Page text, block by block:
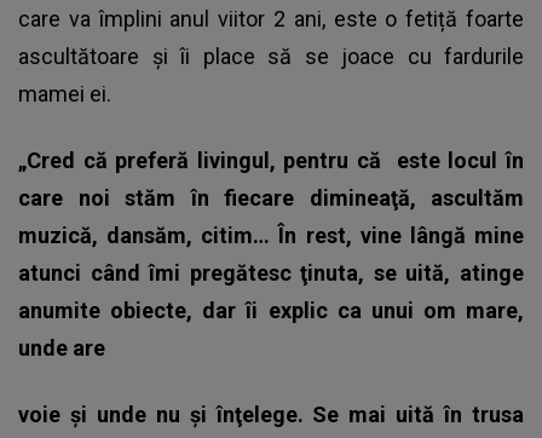
care va împlini anul viitor 2 ani, este o fetiță foarte
ascultătoare și îi place să se joace cu fardurile
mamei ei.
„Cred că preferă livingul, pentru că este locul în
care noi stăm în fiecare dimineaţă, ascultăm
muzică, dansăm, citim… În rest, vine lângă mine
atunci când îmi pregătesc ţinuta, se uită, atinge
anumite obiecte, dar îi explic ca unui om mare,
unde are
voie şi unde nu şi înţelege. Se mai uită în trusa